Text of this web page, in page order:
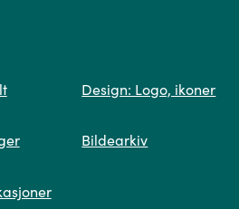
mest relevante
Design: Logo, ikoner
Bildearkiv